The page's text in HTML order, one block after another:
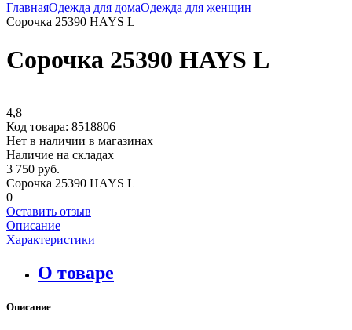
ГлавнаяОдежда для домаОдежда для женщин
Сорочка 25390 HAYS L
Сорочка 25390 HAYS L
4,8
Код товара: 8518806
Нет в наличии в магазинах
Наличие на складах
3 750 руб.
Сорочка 25390 HAYS L
0
Оставить отзыв
Описание
Характеристики
О товаре
Описание